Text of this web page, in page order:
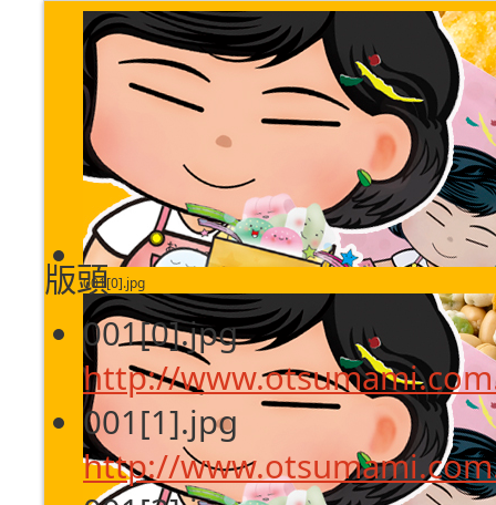
001[0].jpg
版頭
001[0].jpg
http://
001[1].jpg
http://